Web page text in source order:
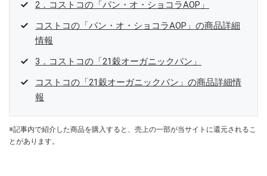
2．コストコの「パン・オ・ショコラAOP」
コストコの「パン・オ・ショコラAOP」の商品詳細
情報
3．コストコの「21穀オーガニックパン」
コストコの「21穀オーガニックパン」の商品詳細情
報
※記事内で紹介した商品を購入すると、売上の一部が当サイトに還元されるこ
とがあります。